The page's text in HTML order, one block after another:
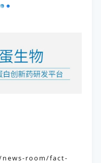
room/fact-